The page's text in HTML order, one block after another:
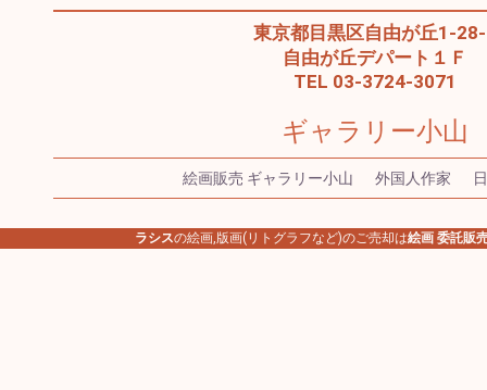
東京都目黒区自由が丘1-
自由が丘デパート１Ｆ
TEL 03-3724-3071
ギャラリー小山
絵画販売 ギャラリー小山 外国人作家
ラシスの絵画,版画(リトグラフなど)のご売却は絵画 委託販